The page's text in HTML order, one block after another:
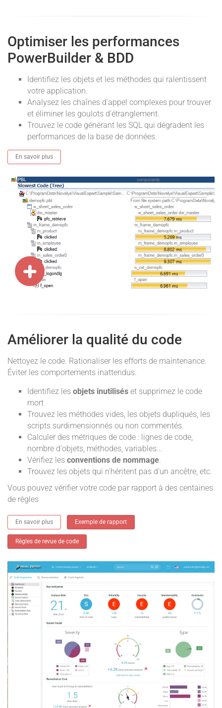
Optimiser les performances
PowerBuilder & BDD
Identifiez les objets et les méthodes qui ralentissent
votre application.
Analysez les chaînes d'appel complexes pour trouver
et éliminer les goulots d'étranglement.
Trouvez le code générant les SQL qui dégradent les
performances de la base de données.
En savoir plus
Améliorer la qualité du code
Nettoyez le code. Rationaliser les efforts de maintenance.
Éviter les comportements inattendus.
Identifiez les objets inutilisés et supprimez le code
mort
Trouvez les méthodes vides, les objets dupliqués, les
scripts surdimensionnés ou non commentés.
Calculer des métriques de code : lignes de code,
nombre d'objets, méthodes, variables...
Vérifiez les conventions de nommage
Trouvez les objets qui n'héritent pas d'un ancêtre, etc.
Vous pouvez vérifier votre code par rapport à des centaines
de règles
En savoir plus Exemple de rapport
Règles de revue de code